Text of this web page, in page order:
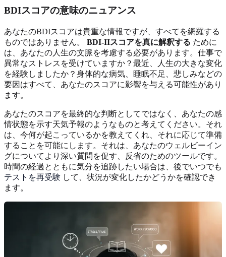
BDIスコアの意味のニュアンス
あなたのBDIスコアは貴重な情報ですが、すべてを網羅する
ものではありません。 BDI-IIスコアを真に解釈する ために
は、あなたの人生の文脈を考慮する必要があります。仕事で
異常なストレスを受けていますか？最近、人生の大きな変化
を経験しましたか？身体的な病気、睡眠不足、悲しみなどの
要因はすべて、あなたのスコアに影響を与える可能性があり
ます。
あなたのスコアを最終的な判断としてではなく、あなたの感
情状態を示す天気予報のようなものと考えてください。それ
は、今何が起こっているかを教えてくれ、それに応じて準備
することを可能にします。それは、あなたのウェルビーイン
グについてより深い質問を促す、反省のためのツールです。
時間の経過とともに気分を追跡したい場合は、後でいつでも
テストを再受験 して、状況が変化したかどうかを確認でき
ます。